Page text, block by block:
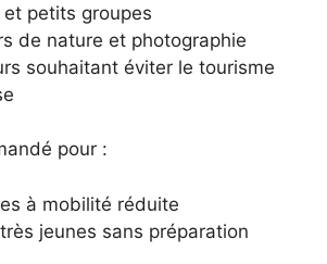
et petits groupes
de nature et photographie
souhaitant éviter le tourisme
pour :
à mobilité réduite
jeunes sans préparation